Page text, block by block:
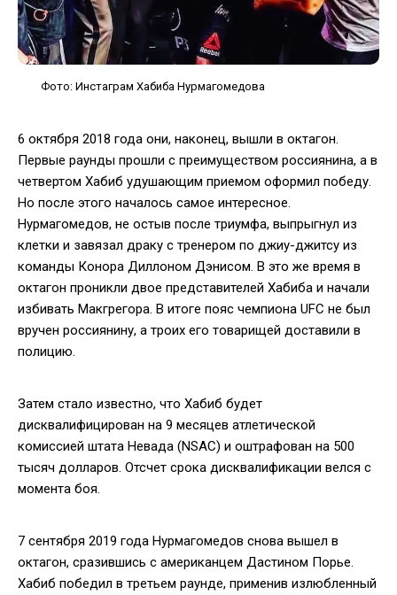
Фото: Инстаграм Хабиба Нурмагомедова
6 октября 2018 года они, наконец, вышли в октагон.
Первые раунды прошли с преимуществом россиянина, а в
четвертом Хабиб удушающим приемом оформил победу.
Но после этого началось самое интересное.
Нурмагомедов, не остыв после триумфа, выпрыгнул из
клетки и завязал драку с тренером по джиу-джитсу из
команды Конора Диллоном Дэнисом. В это же время в
октагон проникли двое представителей Хабиба и начали
избивать Макгрегора. В итоге пояс чемпиона UFC не был
вручен россиянину, а троих его товарищей доставили в
полицию.
Затем стало известно, что Хабиб будет
дисквалифицирован на 9 месяцев атлетической
комиссией штата Невада (NSAC) и оштрафован на 500
тысяч долларов. Отсчет срока дисквалификации велся с
момента боя.
7 сентября 2019 года Нурмагомедов снова вышел в
октагон, сразившись с американцем Дастином Порье.
Хабиб победил в третьем раунде, применив излюбленный